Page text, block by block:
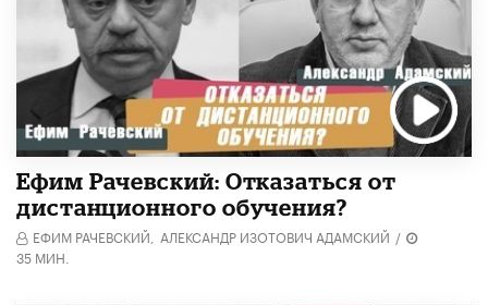
Ефим Рачевский: Отказаться от
дистанционного обучения?
ЕФИМ РАЧЕВСКИЙ, АЛЕКСАНДР ИЗОТОВИЧ АДАМСКИЙ /
35 МИН.